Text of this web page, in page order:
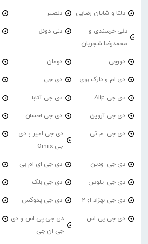
دلتا و شایان رضایی دلصیر
دنی خرسندی و
محمدرضا شجریان
دنی دوئل
دورچی دومان
دی ام و دارک بوی دی جی
دی جی Alip دی جی آتابا
دی جی آروین دی جی احسان
دی جی ام تی
دی جی امیر و دی
جی Omiix
دی جی اودین دی جی ای ام بی
دی جی ایلوس دی جی بلک
دی جی بهزاد او 2 دی جی پدوکس
دی جی پی اس
دی جی پی اس و دی
جی ان جی